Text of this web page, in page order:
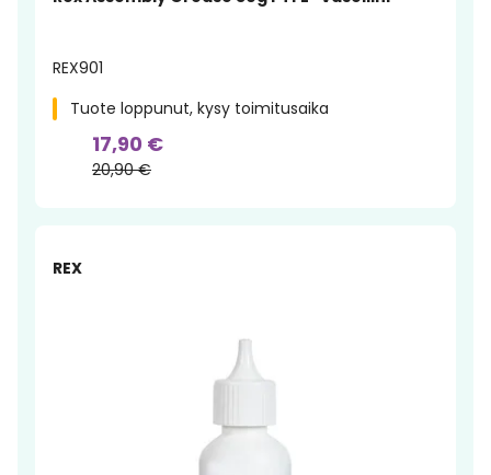
REX901
Tuote loppunut, kysy toimitusaika
17,90 €
20,90 €
REX